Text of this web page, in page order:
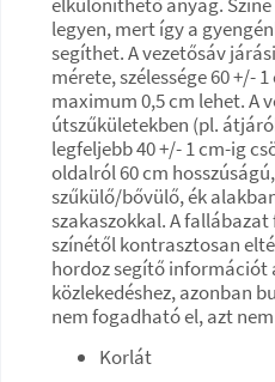
legyen, mert így a
segíthet. A vezetősáv
mérete, szélessége 60 +/-
maximum 0,5 cm lehet. A
útszűkületekben (pl.
legfeljebb 40 +/- 1 cm-ig
oldalról 60 cm
szűkülő/bővülő, ék
szakaszokkal. A
színétől kontrasztosan
hordoz segítő információt
közlekedéshez, azonban
nem fogadható el, azt
Korlát